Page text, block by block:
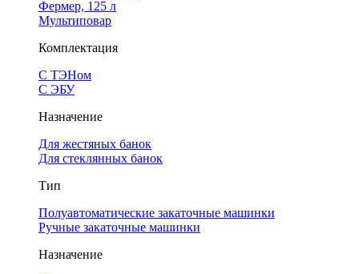
Фермер, 125 л
Мультиповар
Комплектация
С ТЭНом
С ЭБУ
Назначение
Для жестяных банок
Для стеклянных банок
Тип
Полуавтоматические закаточные машинки
Ручные закаточные машинки
Назначение